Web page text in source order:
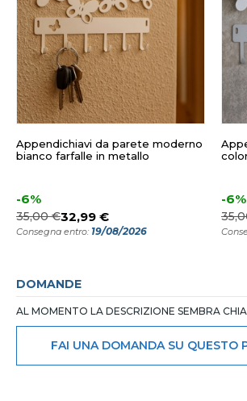
Appendichiavi da parete moderno
bianco farfalle in metallo
-6%
35,00 €32,99 €
Consegna entro: 19/08/2026
-6%
DOMANDE
AL MOMENTO LA DESCRIZIONE SEMBRA
FAI UNA DOMANDA SU QUESTO